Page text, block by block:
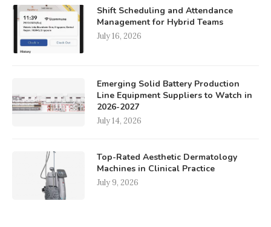
Shift Scheduling and Attendance
Management for Hybrid Teams
July 16, 2026
Emerging Solid Battery Production
Line Equipment Suppliers to Watch in
2026-2027
July 14, 2026
Top-Rated Aesthetic Dermatology
Machines in Clinical Practice
July 9, 2026